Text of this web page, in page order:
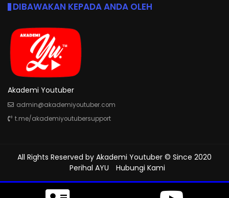
DIBAWAKAN KEPADA ANDA OLEH
Akademi Youtuber
admin@akademiyoutuber.com
t.me/akademiyoutubersupport
All Rights Reserved by Akademi Youtuber © Since 2020
Perihal AYU
Hubungi Kami